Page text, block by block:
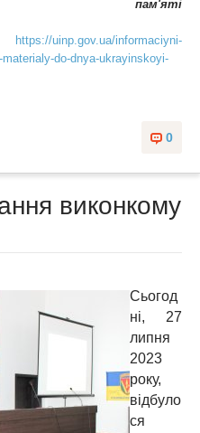
пам'яті
https://uinp.gov.ua/informaciyni-
do-dnya-ukrayinskoyi-
0
виконкому
Сьогод
ні, 27
липня
2023
року,
відбуло
ся